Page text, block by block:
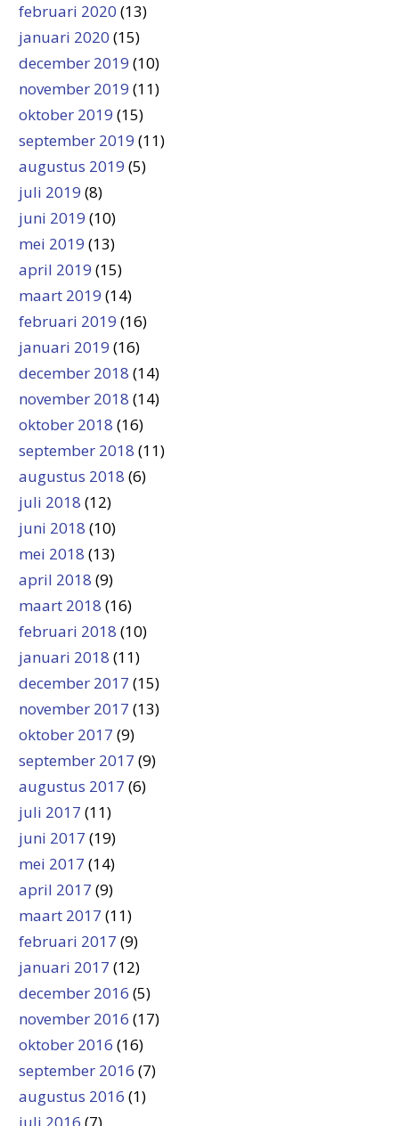
februari 2020 (13)
januari 2020 (15)
december 2019 (10)
november 2019 (11)
oktober 2019 (15)
september 2019 (11)
augustus 2019 (5)
juli 2019 (8)
juni 2019 (10)
mei 2019 (13)
april 2019 (15)
maart 2019 (14)
februari 2019 (16)
januari 2019 (16)
december 2018 (14)
november 2018 (14)
oktober 2018 (16)
september 2018 (11)
augustus 2018 (6)
juli 2018 (12)
juni 2018 (10)
mei 2018 (13)
april 2018 (9)
maart 2018 (16)
februari 2018 (10)
januari 2018 (11)
december 2017 (15)
november 2017 (13)
oktober 2017 (9)
september 2017 (9)
augustus 2017 (6)
juli 2017 (11)
juni 2017 (19)
mei 2017 (14)
april 2017 (9)
maart 2017 (11)
februari 2017 (9)
januari 2017 (12)
december 2016 (5)
november 2016 (17)
oktober 2016 (16)
september 2016 (7)
augustus 2016 (1)